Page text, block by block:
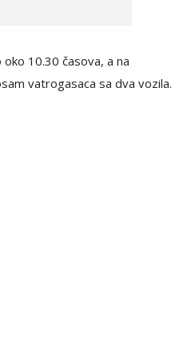
10.30 časova, a na
vatrogasaca sa dva vozila.